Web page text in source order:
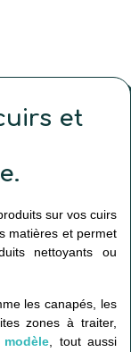
et
sur vos cuirs
matières et permet
nettoyants ou
les canapés, les
zones à traiter,
, tout aussi